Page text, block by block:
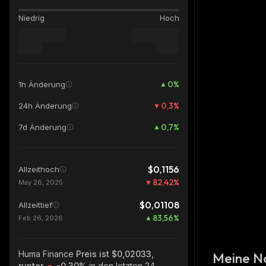
Niedrig Hoch
1h Änderung 0%
24h Änderung 0,3%
7d Änderung 0,7%
Allzeithoch $0,1156
May 26, 2025 82,42%
Allzeittief $0,01108
Feb 26, 2026 83,56%
Huma Finance Preis ist $0,02033,
Meine